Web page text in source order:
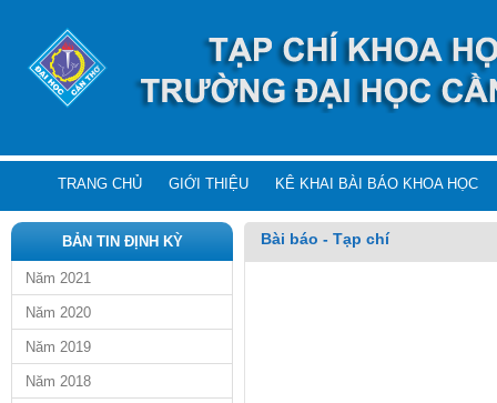
TRANG CHỦ GIỚI THIỆU KÊ KHAI BÀI BÁO KHOA HỌC
BẢN TIN ĐỊNH KỲ
Năm 2021
Năm 2020
Năm 2019
Năm 2018
Bài báo - Tạp chí